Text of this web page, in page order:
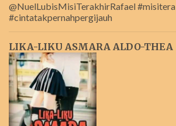
@NuelLubisMisiTerakhirRafael
#cintatakpernahpergijauh
LIKA-LIKU ASMARA ALDO-THEA